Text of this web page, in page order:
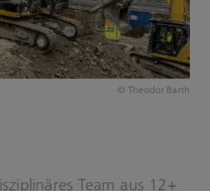
© Theodor Barth
Team aus 12+